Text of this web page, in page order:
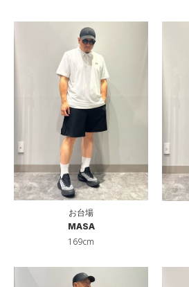
お台場
MASA
169cm